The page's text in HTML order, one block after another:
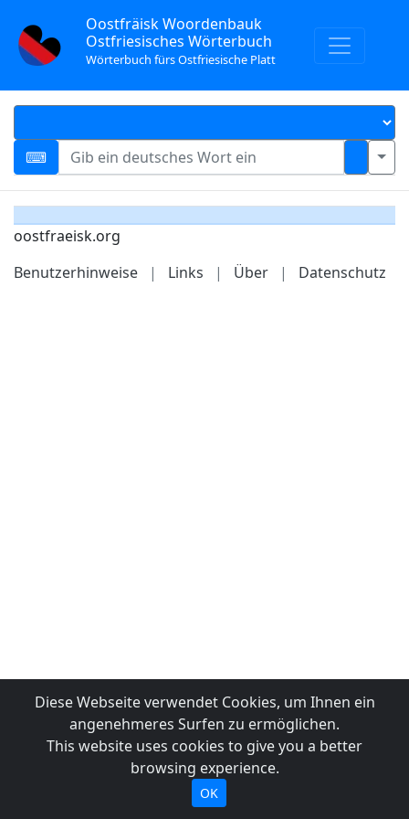
Oostfräisk Woordenbauk
Ostfriesisches Wörterbuch
Wörterbuch fürs Ostfriesische Platt
oostfraeisk.org
Benutzerhinweise
| Links | Über | Datenschutz
Diese Webseite verwendet Cookies, um Ihnen ein
angenehmeres Surfen zu ermöglichen.
This website uses cookies to give you a better
browsing experience.
OK